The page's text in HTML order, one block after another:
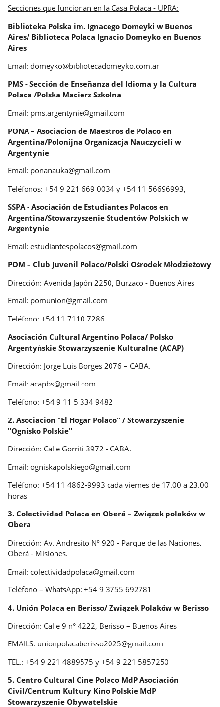
Secciones que funcionan en la Casa Polaca - UPRA:
Biblioteka Polska im. Ignacego Domeyki w Buenos
Aires/ Biblioteca Polaca Ignacio Domeyko en Buenos
Aires
Email: domeyko@bibliotecadomeyko.com.ar
PMS - Sección de Enseñanza del Idioma y la Cultura
Polaca /Polska Macierz Szkolna
Email: pms.argentynie@gmail.com
PONA – Asociación de Maestros de Polaco en
Argentina/Polonijna Organizacja Nauczycieli w
Argentynie
Email: ponanauka@gmail.com
Teléfonos: +54 9 221 669 0034 y +54 11 56696993,
SSPA - Asociación de Estudiantes Polacos en
Argentina/Stowarzyszenie Studentów Polskich w
Argentynie
Email: estudiantespolacos@gmail.com
POM – Club Juvenil Polaco/Polski Ośrodek Młodzieżowy
Dirección: Avenida Japón 2250, Burzaco - Buenos Aires
Email: pomunion@gmail.com
Teléfono: +54 11 7110 7286
Asociación Cultural Argentino Polaca/ Polsko
Argentyṅskie Stowarzyszenie Kulturalne (ACAP)
Dirección: Jorge Luis Borges 2076 – CABA.
Email: acapbs@gmail.com
Teléfono: +54 9 11 5 334 9482
2. Asociación "El Hogar Polaco" / Stowarzyszenie
"Ognisko Polskie"
Dirección: Calle Gorriti 3972 - CABA.
Email: ogniskapolskiego@gmail.com
Teléfono: +54 11 4862-9993 cada viernes de 17.00 a 23.00
horas.
3. Colectividad Polaca en Oberá – Związek polaków w
Obera
Dirección: Av. Andresito Nº 920 - Parque de las Naciones,
Oberá - Misiones.
Email: colectividadpolaca@gmail.com
Teléfono – WhatsApp: +54 9 3755 692781
4. Unión Polaca en Berisso/ Związek Polaków w Berisso
Dirección: Calle 9 n° 4222, Berisso – Buenos Aires
EMAILS: unionpolacaberisso2025@gmail.com
TEL.: +54 9 221 4889575 y +54 9 221 5857250
5. Centro Cultural Cine Polaco MdP Asociación
Civil/Centrum Kultury Kino Polskie MdP
Stowarzyszenie Obywatelskie